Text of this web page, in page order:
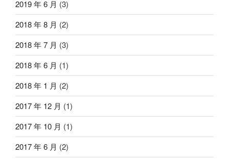
2019 年 6 月 (3)
2018 年 8 月 (2)
2018 年 7 月 (3)
2018 年 6 月 (1)
2018 年 1 月 (2)
2017 年 12 月 (1)
2017 年 10 月 (1)
2017 年 6 月 (2)